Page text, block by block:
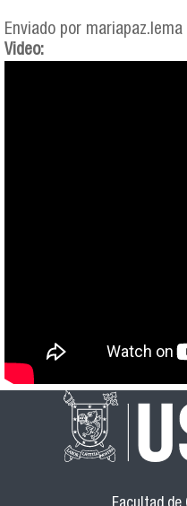
Enviado por mariapaz.lema
Video: